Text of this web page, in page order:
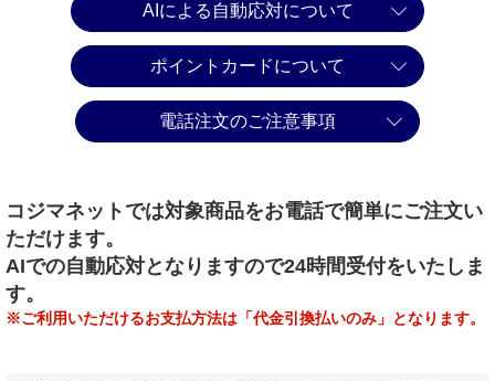
AIによる自動応対について
ポイントカードについて
電話注文のご注意事項
コジマネットでは対象商品をお電話で簡単にご注文い
ただけます。
AIでの自動応対となりますので24時間受付をいたしま
す。
※ご利用いただけるお支払方法は「代金引換払いのみ」となります。